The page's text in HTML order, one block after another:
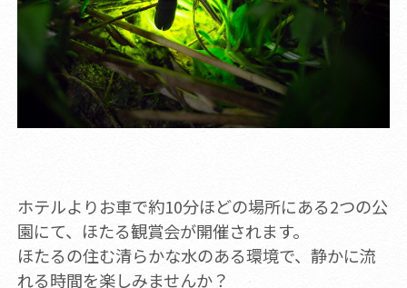
ホテルよりお車で約10分ほどの場所にある2つの公
園にて、ほたる観賞会が開催されます。
ほたるの住む清らかな水のある環境で、静かに流
れる時間を楽しみませんか？